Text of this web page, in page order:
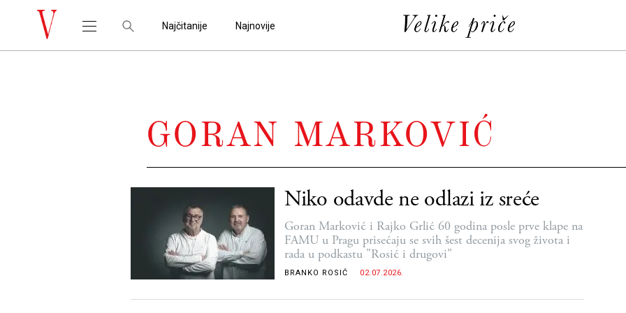
Najčitanije Najnovije
GORAN MARKOVIĆ
Niko odavde ne odlazi iz sreće
Goran Marković i Rajko Grlić 60 godina posle prve klape na
FAMU u Pragu prisećaju se svih šest decenija svog života i
rada u podkastu "Rosić i drugovi"
BRANKO ROSIĆ 02.07.2026.